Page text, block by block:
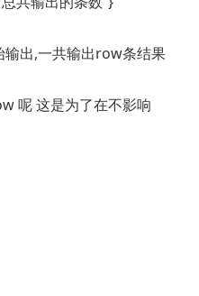
出,一共输出row条结果
呢 这是为了在不影响